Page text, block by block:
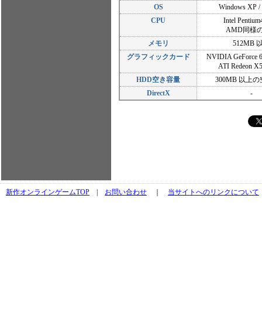
OS
Windows XP /
CPU
Intel
AMD同様
メモリ
512MB
グラフィックカード
NVIDIA GeForce
ATI Redeon
HDD空き容量
300MB 以上の
DirectX
-
新作オンラインゲームTOP お問い合わせ 当サイトへのリンクについて